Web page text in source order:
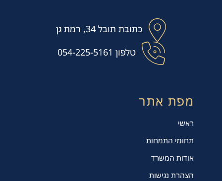
כתובת תובל 34, רמת גן
טלפון 054-225-5161
מפת אתר
ראשי
תחומי התמחות
אודות המשרד
הצהרת נגישות